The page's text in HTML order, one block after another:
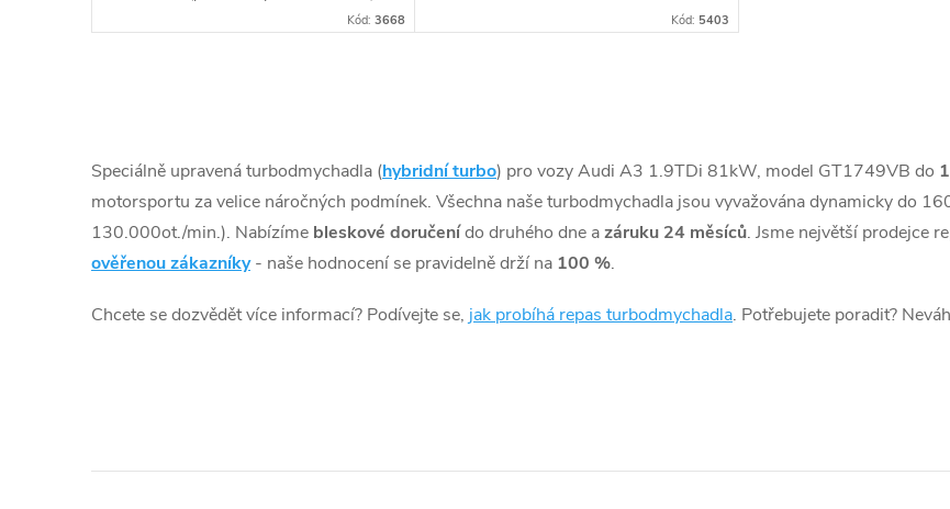
k
ů
Kód:3668 Kód: 5403
v
l
á
a
p
Speciálně upravená turbodmychadla (hybridní turbo) pro vozy Audi A3 1.9TDi 81kW, model GT1749VB do
motorsportu za velice náročných podmínek. Všechna naše turbodmychadla jsou vyvažována dynamicky do
130.000ot./min.). Nabízíme bleskové doručenído druhého dne azáruku 24 měsíců. Jsme největší prodejce
ověřenou zákazníky - naše hodnocení se pravidelně drží na 100 %.
Chcete se dozvědět více informací? Podívejte se, jak probíhá repas turbodmychadla. Potřebujete poradit?